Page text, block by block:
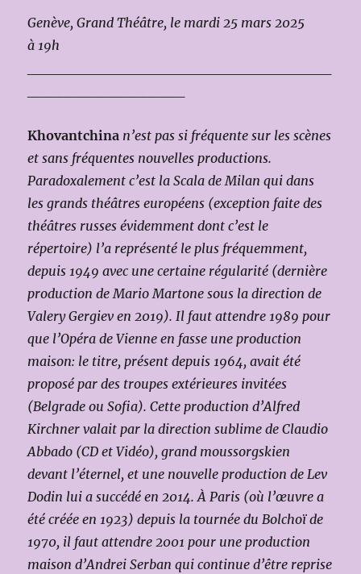
Genève, Grand Théâtre, le mardi 25 mars 2025
à 19h
Khovantchina n’est pas si fréquente sur les scènes
et sans fréquentes nouvelles productions.
Paradoxalement c’est la Scala de Milan qui dans
les grands théâtres européens (exception faite des
théâtres russes évidemment dont c’est le
répertoire) l’a représenté le plus fréquemment,
depuis 1949 avec une certaine régularité (dernière
production de Mario Martone sous la direction de
Valery Gergiev en 2019). Il faut attendre 1989 pour
que l’Opéra de Vienne en fasse une production
maison: le titre, présent depuis 1964, avait été
proposé par des troupes extérieures invitées
(Belgrade ou Sofia). Cette production d’Alfred
Kirchner valait par la direction sublime de Claudio
Abbado (CD et Vidéo), grand moussorgskien
devant l’éternel, et une nouvelle production de Lev
Dodin lui a succédé en 2014. À Paris (où l’œuvre a
été créée en 1923) depuis la tournée du Bolchoï de
1970, il faut attendre 2001 pour une production
maison d’Andrei Serban qui continue d’être reprise